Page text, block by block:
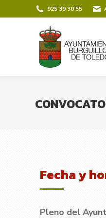
925 39 30 55
Fecha y
Pleno del